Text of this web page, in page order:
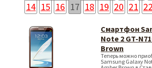
14 15 16 17 18 19 20 21 22
Смартфон
Note 2 GT-
Brown
Теперь можно
Samsung Galaxy